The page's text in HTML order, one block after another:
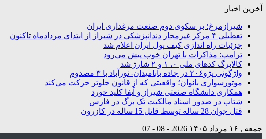
آخرین اخبار
شیرازمرغ؛ بر سکوی دوم صنعت مرغداری ایران
تعطیلی ۴ مرکز غیرمجاز دندانپزشکی در شیراز از ابتدای مردادماه تاکنون
جزئیات راه اندازی کیف پول ایران اعلام شد
ترامپ: مذاکرات با تهران خوب پیش می‌رود
کالابرگ کدهای ملی ۰، ۱ و ۲ شارژ شد
واژگونی پژو۲۰۶ در جاده بابامیدان- نورآباد با ۳ مصدوم
موتورسواری بانوان؛ واقعیتی که از قانون جلوتر حرکت می‌کند
همکاری دانشگاه صنعتی شیراز و آبفا کلید خورد
شتاب در صدور اسناد مالکیت تک برگ در فارس
قتل جوان 28 ساله توسط قاتل 15 ساله در کازرون
جمعه , ۱۶ مرداد ۱۴۰۵ 2026 - 08 - 07